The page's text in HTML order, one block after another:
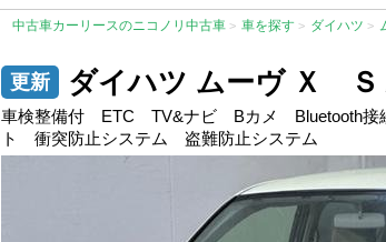
中古車カーリースのニコノリ中古車 車を探す ダイハツ
ダイハツ ムーヴ Ｘ Ｓ
車検整備付 ETC TV&ナビ Bカメ Bluetooth
ト 衝突防止システム 盗難防止システム